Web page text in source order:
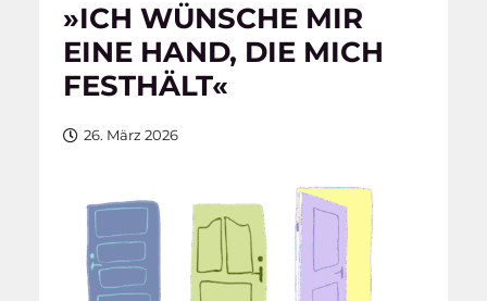
»ICH WÜNSCHE MIR
EINE HAND, DIE MICH
FESTHÄLT«
26. März 2026